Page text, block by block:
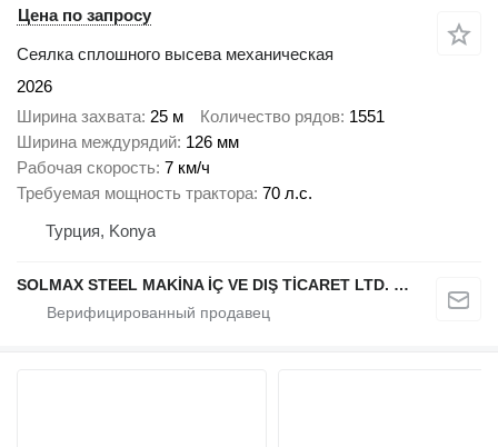
Цена по запросу
Сеялка сплошного высева механическая
2026
Ширина захвата 25 м Количество рядов 1551
Ширина междурядий 126 мм
Рабочая скорость 7 км/ч
Требуемая мощность трактора 70 л.с.
Турция, Konya
SOLMAX STEEL MAKİNA İÇ VE DIŞ TİCARET LTD. ŞTİ.